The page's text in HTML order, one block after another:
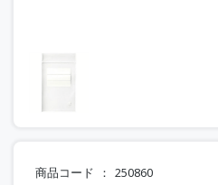
商品コード 250860